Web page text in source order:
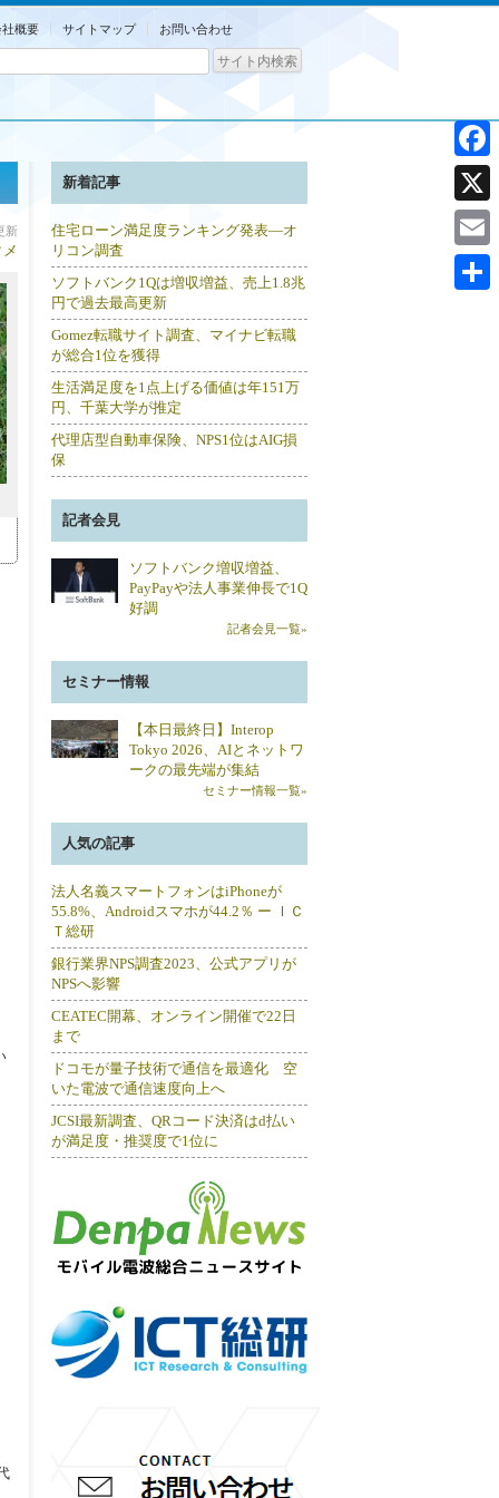
社概要 サイトマップ お問い合わせ
新
新着記事
住宅ローン満足度ランキング発表―オ
リコン調査
ソフトバンク1Qは増収増益、売上1.8兆
円で過去最高更新
Gomez転職サイト調査、マイナビ転職
が総合1位を獲得
生活満足度を1点上げる価値は年151万
円、千葉大学が推定
代理店型自動車保険、NPS1位はAIG損
保
記者会見
ソフトバンク増収増益、
PayPayや法人事業伸長で1Q
好調
記者会見一覧»
セミナー情報
【本日最終日】Interop
Tokyo 2026、AIとネットワ
ークの最先端が集結
セミナー情報一覧»
人気の記事
法人名義スマートフォンはiPhoneが
55.8%、Androidスマホが44.2％ ー ＩＣ
Ｔ総研
銀行業界NPS調査2023、公式アプリが
NPSへ影響
CEATEC開幕、オンライン開催で22日
まで
ドコモが量子技術で通信を最適化 空
いた電波で通信速度向上へ
JCSI最新調査、QRコード決済はd払い
が満足度・推奨度で1位に
X
Email